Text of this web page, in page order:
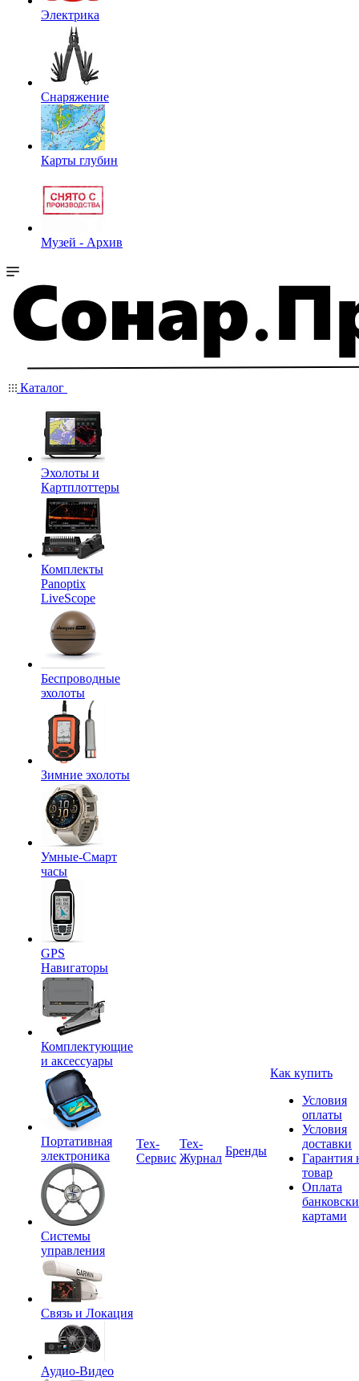
Электрика
Снаряжение
Карты глубин
Музей - Архив
Каталог
Эхолоты и
Картплоттеры
Комплекты
Panoptix
LiveScope
Беспроводные
эхолоты
Зимние эхолоты
Умные-Смарт
часы
GPS
Навигаторы
Комплектующие
и аксессуары
Портативная
электроника
Системы
управления
Связь и Локация
Аудио-Видео
Tex-
Сервис
Тех-
Журнал
Бренды
Как купить
Условия
оплаты
Условия
доставки
Гарантия
товар
Оплата
картами